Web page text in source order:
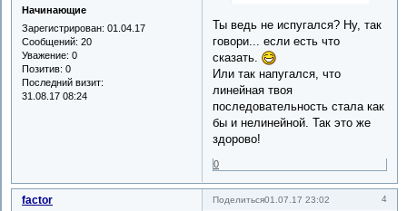
Начинающие
Зарегистрирован: 01.04.17
Сообщений: 20
Уважение: 0
Позитив: 0
Последний визит:
31.08.17 08:24
Ты ведь не испугался? Ну, так
говори... если есть что
сказать.
Или так напугался, что
линейная твоя
последовательность стала как
бы и нелинейной. Так это же
здорово!
0
Поделиться 4
01.07.17 23:02
factor